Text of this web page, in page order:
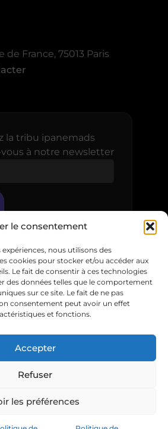
le consentement
nous utilisons des
cookies pour stocker et/ou accéder aux
Le fait de consentir à ces technologies
des données telles que le comportement
sur ce site. Le fait de ne pas
consentement peut avoir un effet
et fonctions.
Accepter
Refuser
les préférences
de France, 75013 Paris
la tribu ipanemads
vous à notre newsletter